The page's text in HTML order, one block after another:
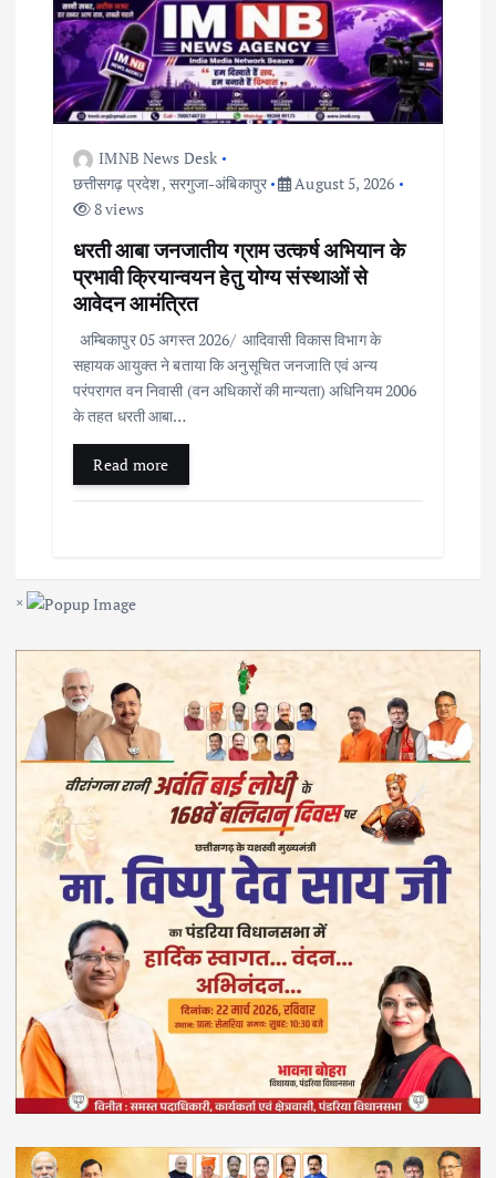
IMNB News Desk
छत्तीसगढ़ प्रदेश, सरगुजा-अंबिकापुर
August 5, 2026
8 views
धरती आबा जनजातीय ग्राम उत्कर्ष अभियान के
प्रभावी क्रियान्वयन हेतु योग्य संस्थाओं से
आवेदन आमंत्रित
अम्बिकापुर 05 अगस्त 2026/ आदिवासी विकास विभाग के
सहायक आयुक्त ने बताया कि अनुसूचित जनजाति एवं अन्य
परंपरागत वन निवासी (वन अधिकारों की मान्यता) अधिनियम 2006
के तहत धरती आबा…
Read more
×